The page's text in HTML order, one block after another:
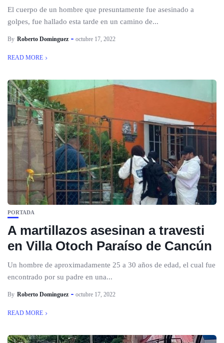
El cuerpo de un hombre que presuntamente fue asesinado a
golpes, fue hallado esta tarde en un camino de...
By Roberto Dominguez octubre 17, 2022
READ MORE
PORTADA
A martillazos asesinan a travesti
en Villa Otoch Paraíso de Cancún
Un hombre de aproximadamente 25 a 30 años de edad, el cual fue
encontrado por su padre en una...
By Roberto Dominguez octubre 17, 2022
READ MORE